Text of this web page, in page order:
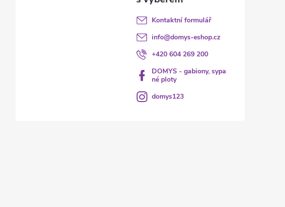
Kontaktní formulář
info@domys-eshop.cz
+420 604 269 200
DOMYS - gabiony, sypa
né ploty
domys123